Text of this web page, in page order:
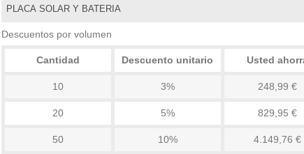
Descuentos por volumen
Cantidad Descuento unitario Usted
10 3% 248,99 €
20 5% 829,95 €
50 10% 4.149,76 €